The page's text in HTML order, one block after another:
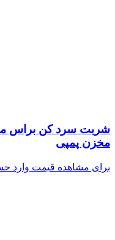
مخزن پمپی
برای مشاهده قیمت وارد